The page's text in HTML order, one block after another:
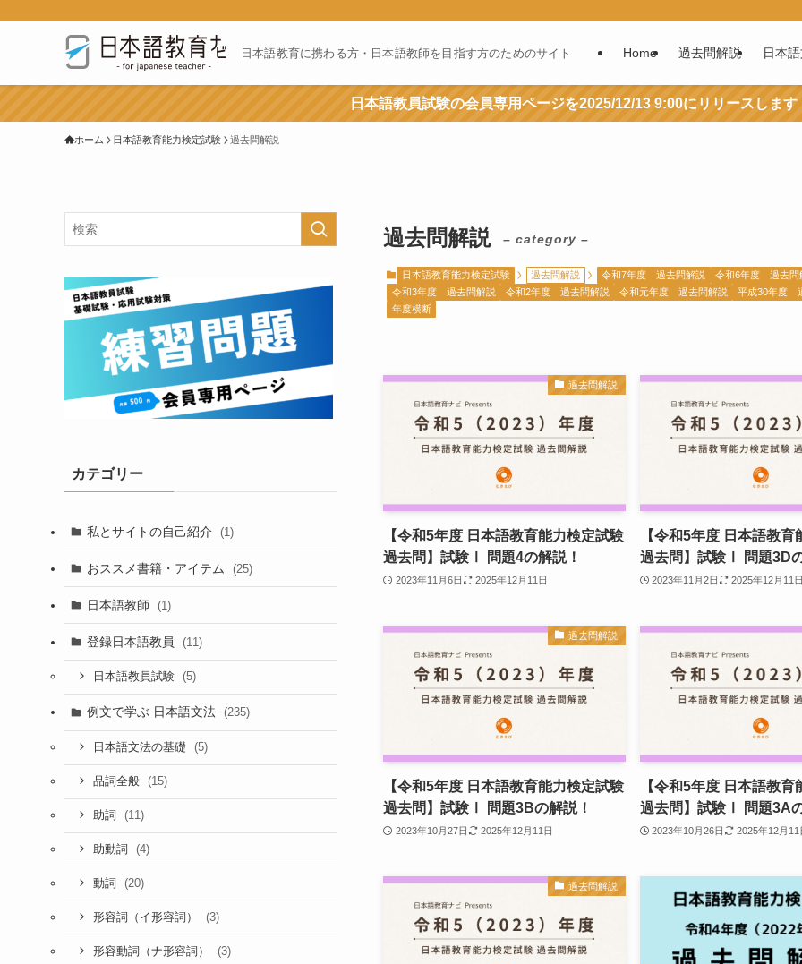
日本語教育に携わる方・日本語教師を目指す方のためのサイト Home 過去問解説 日本
日本語教員試験の会員専用ページを2025/12/13 9:00にリリースします
ホーム 日本語教育能力検定試験 過去問解説
過去問解説 – category –
日本語教育能力検定試験 過去問解説 令和7年度 過去問解説 令和6年度 過去問
令和3年度 過去問解説
令和2年度 過去問解説 令和元年度 過去問解説 平成30年度
年度横断
過去問解説
【令和5年度 日本語教育能力検定試験
過去問】試験Ⅰ 問題4の解説！
2023年11月6日 2025年12月11日
【令和5年度 日本語教育
過去問】試験Ⅰ 問題3D
2023年11月2日 2025年12月11日
過去問解説
【令和5年度 日本語教育能力検定試験
過去問】試験Ⅰ 問題3Bの解説！
2023年10月27日 2025年12月11日
【令和5年度 日本語教育
過去問】試験Ⅰ 問題3A
2023年10月26日 2025年12月11
過去問解説
カテゴリー
私とサイトの自己紹介 (1)
おススメ書籍・アイテム (25)
日本語教師 (1)
登録日本語教員 (11)
日本語教員試験 (5)
例文で学ぶ 日本語文法 (235)
日本語文法の基礎 (5)
品詞全般 (15)
助詞 (11)
助動詞 (4)
動詞 (20)
形容詞（イ形容詞） (3)
形容動詞（ナ形容詞） (3)